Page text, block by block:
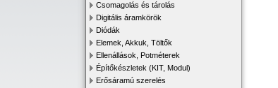
Csomagolás és tárolás
Digitális áramkörök
Diódák
Elemek, Akkuk, Töltők
Ellenállások, Potméterek
Építőkészletek (KIT, Modul)
Erősáramú szerelés